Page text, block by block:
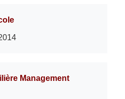
Management